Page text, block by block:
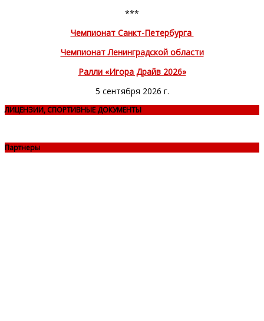
***
Чемпионат Санкт-Петербурга
Чемпионат Ленинградской области
Ралли «Игора Драйв 2026»
5 сентября 2026 г.
ЛИЦЕНЗИИ, СПОРТИВНЫЕ ДОКУМЕНТЫ
Партнеры